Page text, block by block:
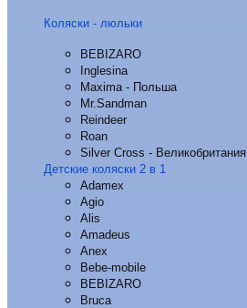
Коляски - люльки
BEBIZARO
Inglesina
Maxima - Польша
Mr.Sandman
Reindeer
Roan
Silver Cross - Великобритания
Детские коляски 2 в 1
Adamex
Agio
Alis
Amadeus
Anex
Bebe-mobile
BEBIZARO
Bruca